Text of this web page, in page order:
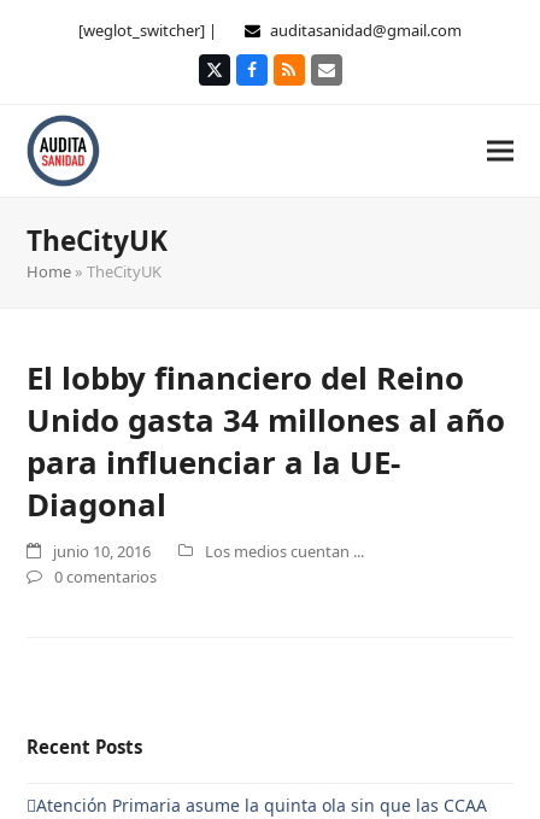
[weglot_switcher] | auditasanidad@gmail.com
TwitterFacebook
RSS Correo
TheCityUK
Home »TheCityUK
El lobby financiero del Reino
Unido gasta 34 millones al año
para influenciar a la UE-
Diagonal
junio 10, 2016
Los medios cuentan ...
0 comentarios
Recent Posts
Atención Primaria asume la quinta ola sin que las CCAA